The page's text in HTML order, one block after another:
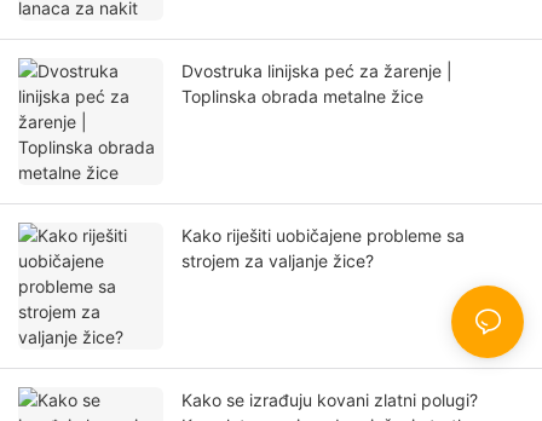
Dvostruka linijska peć za žarenje |
Toplinska obrada metalne žice
Kako riješiti uobičajene probleme sa
strojem za valjanje žice?
Kako se izrađuju kovani zlatni polugi?